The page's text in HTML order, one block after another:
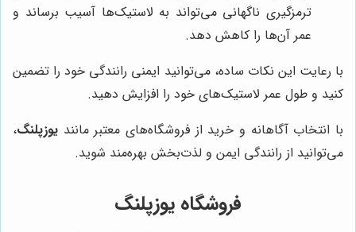
ترمزگیری ناگهانی می‌تواند به لاستیک‌ها آسیب برساند و
عمر آن‌ها را کاهش دهد.
با رعایت این نکات ساده، می‌توانید ایمنی رانندگی خود را تضمین
کنید و طول عمر لاستیک‌های خود را افزایش دهید.
با انتخاب آگاهانه و خرید از فروشگاه‌های معتبر مانند یوزپلنگ،
می‌توانید از رانندگی ایمن و لذت‌بخش بهره‌مند شوید.
فروشگاه یوزپلنگ